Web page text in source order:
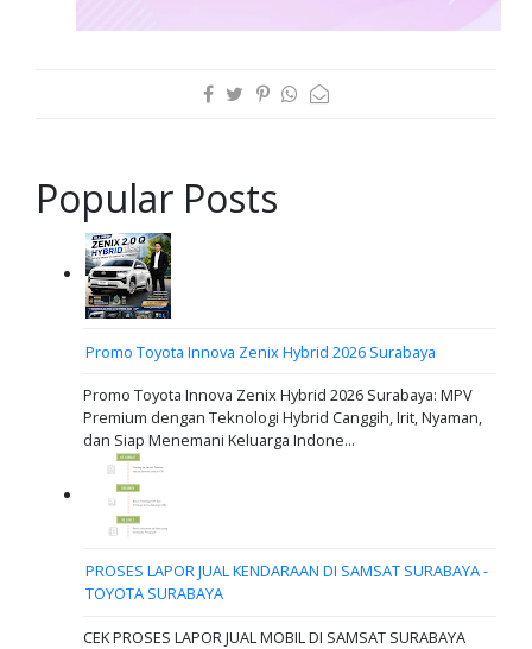
Popular Posts
Promo Toyota Innova Zenix Hybrid 2026 Surabaya
Promo Toyota Innova Zenix Hybrid 2026 Surabaya: MPV
Premium dengan Teknologi Hybrid Canggih, Irit, Nyaman,
dan Siap Menemani Keluarga Indone...
PROSES LAPOR JUAL KENDARAAN DI SAMSAT SURABAYA -
TOYOTA SURABAYA
CEK PROSES LAPOR JUAL MOBIL DI SAMSAT SURABAYA